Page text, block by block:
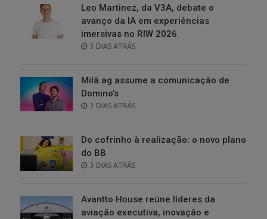
Leo Martinez, da V3A, debate o
avanço da IA em experiências
imersivas no RIW 2026
POSTED
3 DIAS ATRÁS
Milà.ag assume a comunicação de
Domino’s
POSTED
3 DIAS ATRÁS
Do cofrinho à realização: o novo plano
do BB
POSTED
3 DIAS ATRÁS
Avantto House reúne líderes da
aviação executiva, inovação e